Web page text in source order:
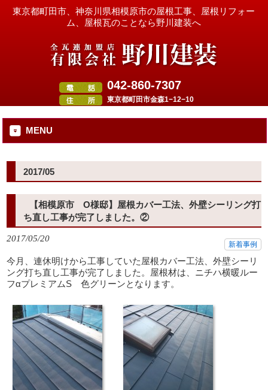
東京都町田市、神奈川県相模原市の屋根工事、屋根リフォー
ム、屋根瓦のことなら野川建装へ
042-860-7307
東京都町田市金森1−12−10
MENU
2017/05
【相模原市 O様邸】屋根カバー工法、外壁シーリング打
ち直し工事が完了しました。②
2017/05/20
新着事例
今月、連休明けから工事していた屋根カバー工法、外壁シーリ
ング打ち直し工事が完了しました。屋根材は、ニチハ横暖ルー
フαプレミアムS 色グリーンとなります。